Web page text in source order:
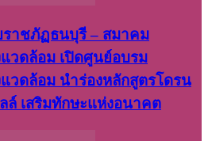
าชภัฏธนบุรี – สมาคม
วดล้อม เปิดศูนย์อบรม
วดล้อม นำร่องหลักสูตรโดรน
ล์ เสริมทักษะแห่งอนาคต